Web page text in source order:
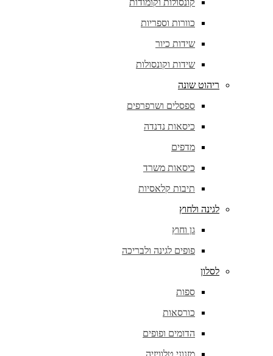
קונסולות וקומודות
כוורות וספריות
שידות כיור
שידות וקונסולות
ריהוט שונה
ספסלים ושרפרפים
כיסאות נדנדה
מדפים
כיסאות משרד
תיבות קלאסיות
לגינה ולחוץ
גן וחוץ
פופים לגינה ולבריכה
לסלון
ספות
כורסאות
הדומים ופופים